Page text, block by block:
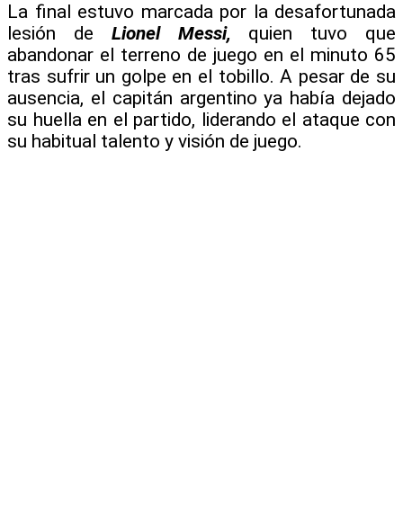
La final estuvo marcada por la desafortunada
lesión de Lionel Messi, quien tuvo que
abandonar el terreno de juego en el minuto 65
tras sufrir un golpe en el tobillo. A pesar de su
ausencia, el capitán argentino ya había dejado
su huella en el partido, liderando el ataque con
su habitual talento y visión de juego.